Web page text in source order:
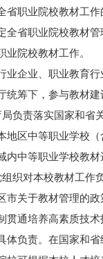
省职业院校教材工
全省职业院校教材
业院校教材工作。
业企业、职业教育
筹下，参与教材建
负责落实国家和省
地区中等职业学校
内中等职业学校教材
织对本校教材工作
市关于教材管理的政
贯通培养高素质技术
体负责。在国家和